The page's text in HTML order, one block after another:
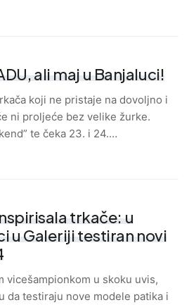
ali maj u Banjaluci!
koji ne pristaje na dovoljno i
ni proljeće bez velike žurke.
te čeka 23. i 24.…
trkače: u
u Galeriji testiran novi
vicešampionkom u skoku uvis,
da testiraju nove modele patika i